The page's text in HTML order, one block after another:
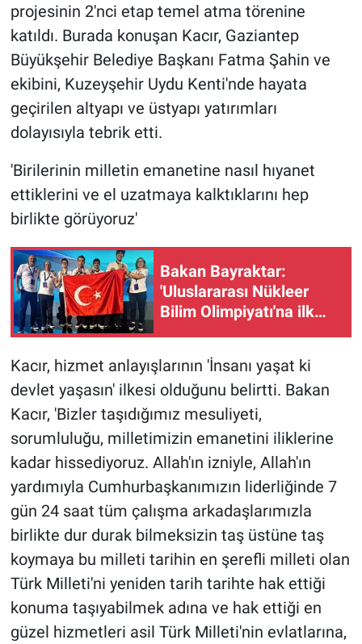
projesinin 2'nci etap temel atma törenine
katıldı. Burada konuşan Kacır, Gaziantep
Büyükşehir Belediye Başkanı Fatma Şahin ve
ekibini, Kuzeyşehir Uydu Kenti'nde hayata
geçirilen altyapı ve üstyapı yatırımları
dolayısıyla tebrik etti.
'Birilerinin milletin emanetine nasıl hıyanet
ettiklerini ve el uzatmaya kalktıklarını hep
birlikte görüyoruz'
Bakan Bayraktar:
'Uluslararası Nükleer
Bilim Olimpiyatı'na ilk
altın ve 3 bronz madalya
ile uluslararası arenaya
güçlü bir giriş yaptı'
Kacır, hizmet anlayışlarının 'İnsanı yaşat ki
devlet yaşasın' ilkesi olduğunu belirtti. Bakan
Kacır, 'Bizler taşıdığımız mesuliyeti,
sorumluluğu, milletimizin emanetini iliklerine
kadar hissediyoruz. Allah'ın izniyle, Allah'ın
yardımıyla Cumhurbaşkanımızın liderliğinde 7
gün 24 saat tüm çalışma arkadaşlarımızla
birlikte dur durak bilmeksizin taş üstüne taş
koymaya bu milleti tarihin en şerefli milleti olan
Türk Milleti'ni yeniden tarih tarihte hak ettiği
konuma taşıyabilmek adına ve hak ettiği en
güzel hizmetleri asil Türk Milleti'nin evlatlarına,